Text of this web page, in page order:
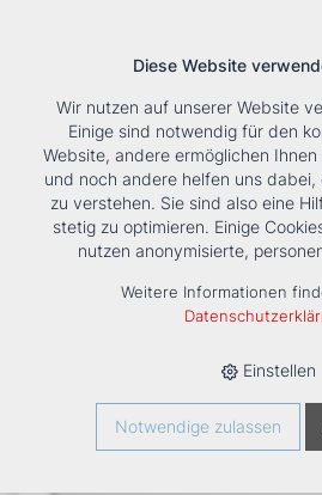
Tools Unternehmen Karriere
HOME › PRODUKTE › KÄLTE/KLIMA ›
TRUHENGERÄT
Diese Website
Wir nutzen auf unserer Website
Einige sind notwendig für den
Website, andere ermöglichen
und noch andere helfen uns
zu verstehen. Sie sind also eine
stetig zu optimieren. Einige
nutzen anonymisierte,
Weitere Informationen
Einstellen
Notwendige zulassen